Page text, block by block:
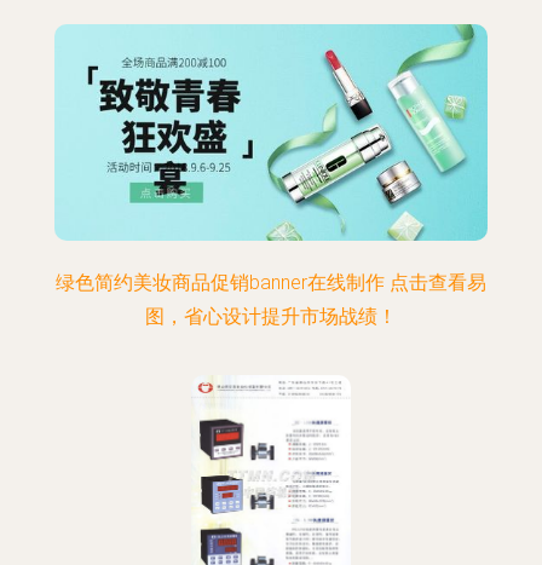
绿色简约美妆商品促销banner在线制作 点击查看易
图，省心设计提升市场战绩！